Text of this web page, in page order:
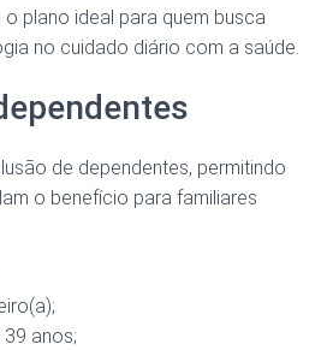
plano ideal para quem busca
no cuidado diário com a saúde.
de dependentes, permitindo
o benefício para familiares
anos;